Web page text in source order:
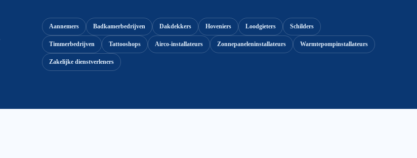
Aannemers Badkamerbedrijven Dakdekkers Hoveniers Loodgieters Schilders
Timmerbedrijven Tattooshops Airco-installateurs Zonnepaneleninstallateurs Warmtepompinstallateurs
Zakelijke dienstverleners